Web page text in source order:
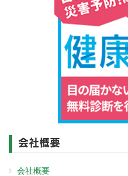
会社概要
会社概要